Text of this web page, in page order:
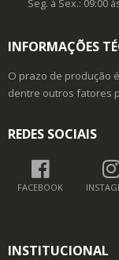
Seg. à Sex.: 09:00
INFORMAÇÕES
O prazo de produção
dentre outros fatores
REDES SOCIAIS
FACEBOOK
INSTITUCIONAL